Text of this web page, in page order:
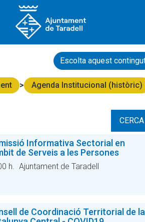
Escolta aquest
Agenda Institucional (històric)
CERCA
Informativa Sectorial en
de Serveis a les Persones
h. Ajuntament de Taradell
de Coordinació Territorial de la